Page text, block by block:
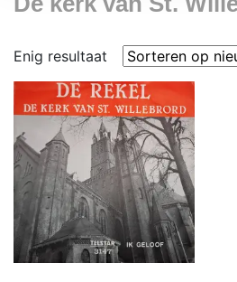
Enig resultaat